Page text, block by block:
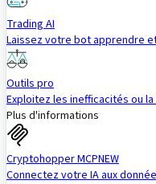
Trading AI
Laissez votre bot apprendre
Outils pro
Exploitez les inefficacités ou
Plus d'informations
Cryptohopper MCPNEW
Connectez votre IA aux